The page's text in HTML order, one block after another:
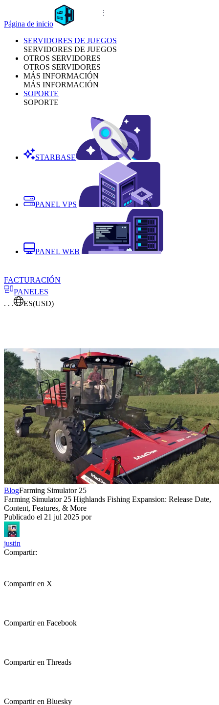
Página de inicio
SERVIDORES DE JUEGOS
SERVIDORES DE JUEGOS
OTROS SERVIDORES
OTROS SERVIDORES
MÁS INFORMACIÓN
MÁS INFORMACIÓN
SOPORTE
SOPORTE
STARBASE
PANEL VPS
PANEL WEB
FACTURACIÓN
PANELES
. . .
ES(USD)
BlogFarming Simulator 25
Farming Simulator 25 Highlands Fishing Expansion: Release Date,
Content, Features, & More
Publicado el 21 jul 2025 por
justin
Compartir:
Compartir en X
Compartir en Facebook
Compartir en Threads
Compartir en Bluesky